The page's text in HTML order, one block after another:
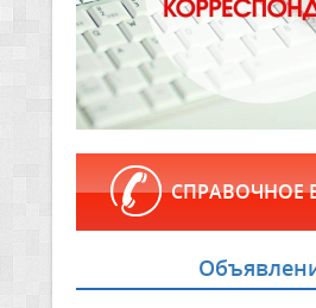
СПРАВОЧНОЕ